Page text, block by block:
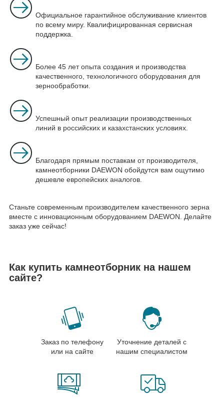
Официальное гарантийное обслуживание клиентов
по всему миру. Квалифицированная сервисная
поддержка.
Более 45 лет опыта создания и производства
качественного, технологичного оборудования для
зернообработки.
Успешный опыт реализации производственных
линий в российских и казахстанских условиях.
Благодаря прямым поставкам от производителя,
камнеотборники DAEWON обойдутся вам ощутимо
дешевле европейских аналогов.
Станьте современным производителем качественного зерна
вместе с инновационным оборудованием DAEWON. Делайте
заказ уже сейчас!
Как купить камнеотборник на нашем
сайте?
Заказ по телефону
или на сайте
Уточнение деталей с
нашим специалистом